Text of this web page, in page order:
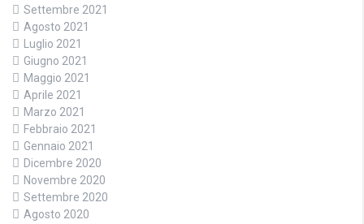
Settembre 2021
Agosto 2021
Luglio 2021
Giugno 2021
Maggio 2021
Aprile 2021
Marzo 2021
Febbraio 2021
Gennaio 2021
Dicembre 2020
Novembre 2020
Settembre 2020
Agosto 2020